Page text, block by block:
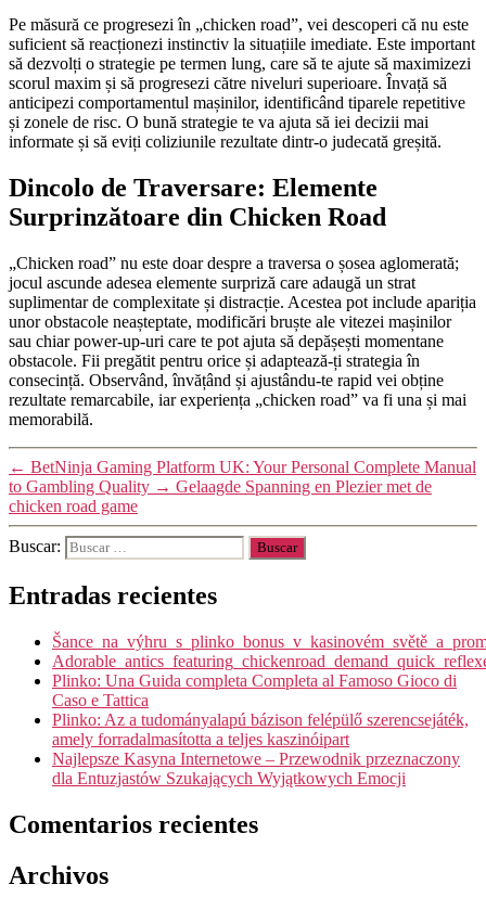
Pe măsură ce progresezi în „chicken road”, vei descoperi că nu este
suficient să reacționezi instinctiv la situațiile imediate. Este important
să dezvolți o strategie pe termen lung, care să te ajute să maximizezi
scorul maxim și să progresezi către niveluri superioare. Învață să
anticipezi comportamentul mașinilor, identificând tiparele repetitive
și zonele de risc. O bună strategie te va ajuta să iei decizii mai
informate și să eviți coliziunile rezultate dintr-o judecată greșită.
Dincolo de Traversare: Elemente
Surprinzătoare din Chicken Road
„Chicken road” nu este doar despre a traversa o șosea aglomerată;
jocul ascunde adesea elemente surpriză care adaugă un strat
suplimentar de complexitate și distracție. Acestea pot include apariția
unor obstacole neașteptate, modificări bruște ale vitezei mașinilor
sau chiar power-up-uri care te pot ajuta să depășești momentane
obstacole. Fii pregătit pentru orice și adaptează-ți strategia în
consecință. Observând, învățând și ajustându-te rapid vei obține
rezultate remarcabile, iar experiența „chicken road” va fi una și mai
memorabilă.
← BetNinja Gaming Platform UK: Your Personal Complete Manual
to Gambling Quality → Gelaagde Spanning en Plezier met de
chicken road game
Buscar:
Entradas recientes
Plinko: Una Guida completa Completa al Famoso Gioco di
Caso e Tattica
Plinko: Az a tudományalapú bázison felépülő szerencsejáték,
amely forradalmasította a teljes kaszinóipart
Najlepsze Kasyna Internetowe – Przewodnik przeznaczony
dla Entuzjastów Szukających Wyjątkowych Emocji
Comentarios recientes
Archivos